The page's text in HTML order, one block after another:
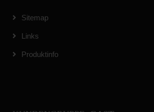
Sitemap
Links
Produktinfo